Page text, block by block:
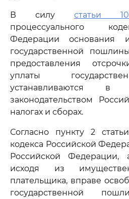
В силу статьи
процессуального
Федерации основания
государственной
предоставления
уплаты
устанавливаются в
законодательством
налогах и сборах.
Согласно пункту 2
кодекса Российской
Российской Федерации,
исходя из
плательщика, вправе
государственной